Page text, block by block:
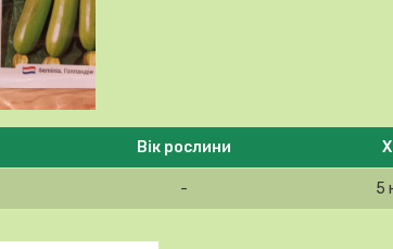
продукт
Вік рослини
- 5